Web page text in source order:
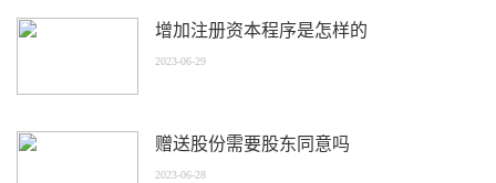
增加注册资本程序是怎样的
2023-06-29
赠送股份需要股东同意吗
2023-06-28